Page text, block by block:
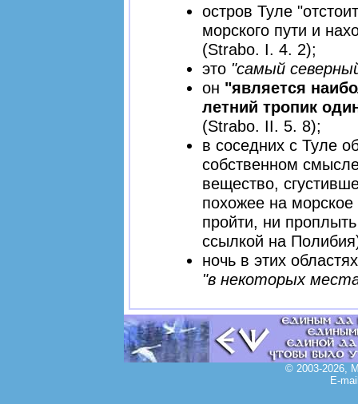
остров Туле
морского пути и
(Strabo. I. 4. 2);
это "самый
он "является
летний тропик
(Strabo. II. 5. 8);
в соседних с Туле
собственном
вещество,
похожее на
пройти, ни
ссылкой на
ночь в этих
"в некоторых
© 2003-2026,
E-